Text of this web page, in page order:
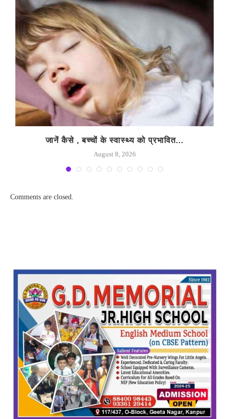
जानें कैसे , बच्चों के स्वास्थ्य को प्रभावित...
August 8, 2026
Comments are closed.